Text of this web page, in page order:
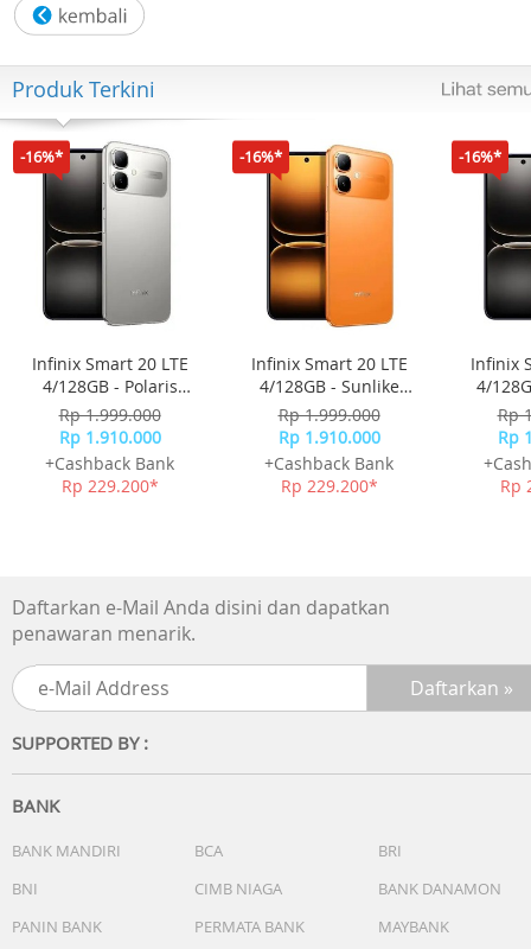
- Day/Date
- Alarm
- Chronograph
- El backlight
Produk Terkini
-16%*
Infinix Smart 20 LTE
4/128GB - Polaris
Titanium
Rp 1.999.000
Rp 1.910.000
+Cashback Bank
Rp 229.200*
-16%*
Infinix Smart 20 LTE
4/128GB - Sunlike
Orange
Rp 1.999.000
Rp 1.910.000
+Cashback Bank
Rp 229.200*
-16%*
Infinix
4/
Rp
Rp
Rp
Daftarkan e-Mail Anda disini dan dapatkan
penawaran menarik.
SUPPORTED BY :
BANK
BANK MANDIRI BCA
BRI
BNI
CIMB NIAGA
BANK DANAMON
PANIN BANK
PERMATA BANK
MAYBANK